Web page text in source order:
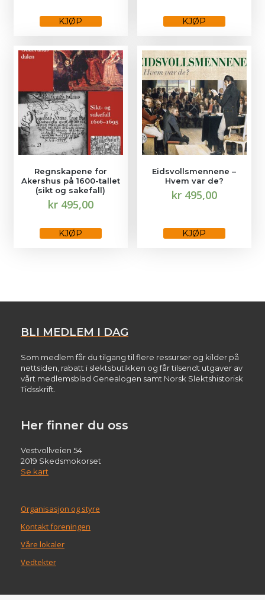
KJØP KJØP
Regnskapene for
Akershus på 1600-tallet
(sikt og sakefall)
kr495,00
KJØPproduktet
har
på
Eidsvollsmennene –
Hvem var de?
kr495,00
KJØP
BLI MEDLEM I DAG
Som medlem får du tilgang til flere ressurser og kilder på
nettsiden, rabatt i slektsbutikken og får tilsendt utgaver av
vårt medlemsblad Genealogen samt Norsk Slektshistorisk
Tidsskrift.
Her finner du oss
Vestvollveien 54
2019 Skedsmokorset
Se kart
Organisasjon og styre
Kontakt foreningen
Våre lokaler
Vedtekter